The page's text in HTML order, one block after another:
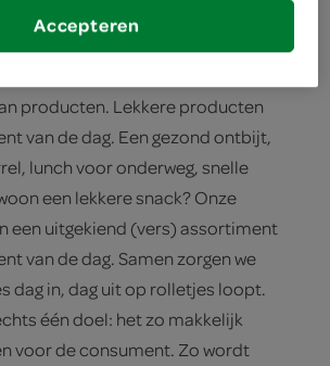
ze nodig, boodschappen. Wij
producten. Lekkere producten
van de dag. Een gezond ontbijt,
lunch voor onderweg, snelle
een lekkere snack? Onze
een uitgekiend (vers) assortiment
van de dag. Samen zorgen we
dag in, dag uit op rolletjes loopt.
één doel: het zo makkelijk
voor de consument. Zo wordt
Accepteren